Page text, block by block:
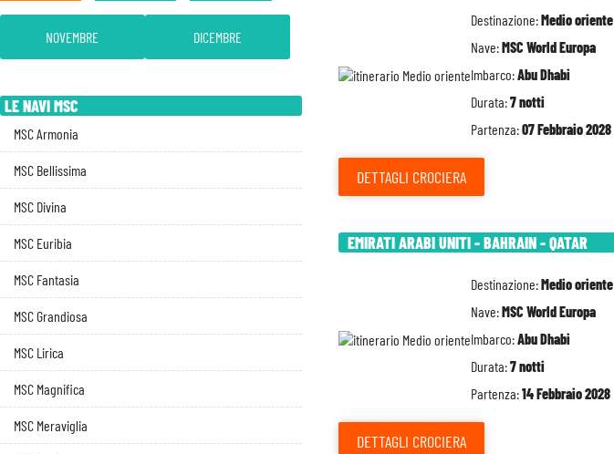
Destinazione:Medio oriente
Nave:MSC World Europa
Imbarco:Abu Dhabi
Durata:7 notti
Partenza:07 Febbraio 2028
DETTAGLI CROCIERA
EMIRATI ARABI UNITI - BAHRAIN - QATAR
Destinazione:Medio oriente
Nave:MSC World Europa
Imbarco:Abu Dhabi
Durata:7 notti
Partenza:14 Febbraio 2028
DETTAGLI CROCIERA
NOVEMBRE DICEMBRE
LE NAVI MSC
MSC Armonia
MSC Bellissima
MSC Divina
MSC Euribia
MSC Fantasia
MSC Grandiosa
MSC Lirica
MSC Magnifica
MSC Meraviglia